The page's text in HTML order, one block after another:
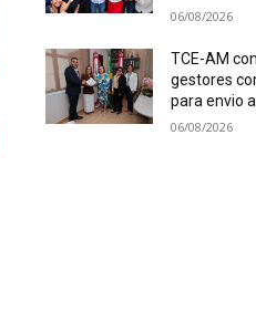
06/08/2026
TCE-AM
gestores
para envio
06/08/2026